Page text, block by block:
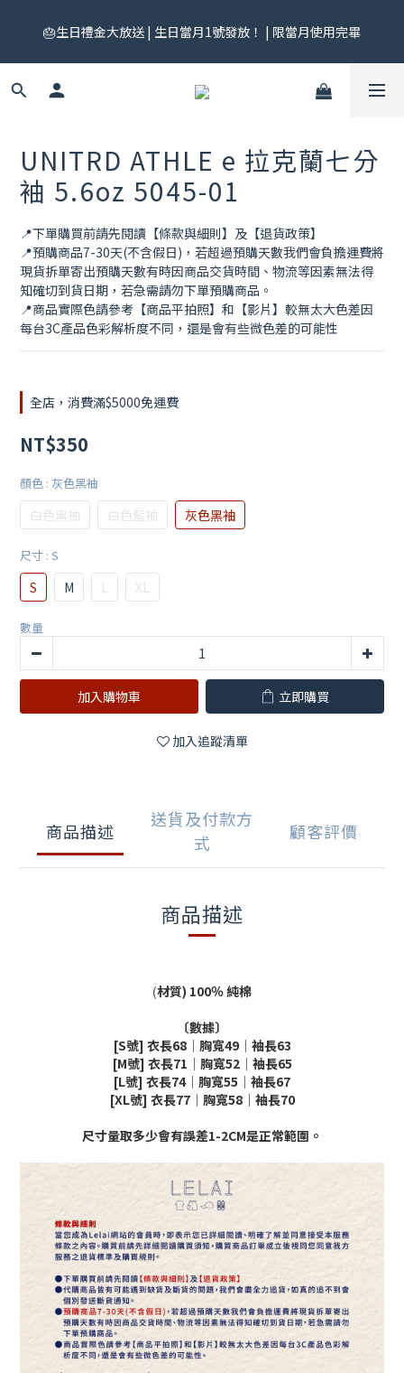
領券中心領，碼碼不同快去領！
🎂生日禮金大放送 | 生日當月1號發放！ | 限當月使用完畢
🎟️ 免運券來了！每月 25 號準時開搶｜$299／$999 各一張｜官網
UNITRD ATHLE e 拉克蘭七分
袖 5.6oz 5045-01
📍下單購買前請先閱讀【條款與細則】及【退貨政策】
📍預購商品7-30天(不含假日)，若超過預購天數我們會負擔運費將
現貨拆單寄出預購天數有時因商品交貨時間、物流等因素無法得
知確切到貨日期，若急需請勿下單預購商品。
📍商品實際色請參考【商品平拍照】和【影片】較無太大色差因
每台3C產品色彩解析度不同，還是會有些微色差的可能性
全店，消費滿$5000免運費
NT$350
顏色 : 灰色黑袖
白色黑袖 白色藍袖 灰色黑袖
尺寸 : S
S M L XL
數量
加入購物車 立即購買
加入追蹤清單
商品描述
送貨及付款方
式
顧客評價
商品描述
(材質) 100％ 純棉
〔數據〕
[S號] 衣長68│胸寬49│袖長63
[M號] 衣長71│胸寬52│袖長65
[L號] 衣長74│胸寬55│袖長67
[XL號] 衣長77│胸寬58│袖長70
尺寸量取多少會有誤差1-2CM是正常範圍。